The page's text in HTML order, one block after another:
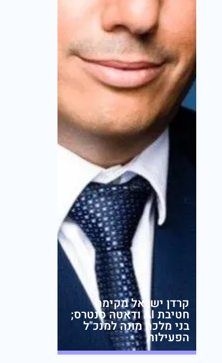
קרדן ישראל מקימה
חטיבת AI ודאטה סנטרס;
בני מלכה מונה למנכ"ל
הפעילות